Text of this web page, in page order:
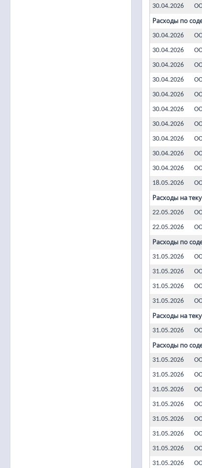
30.04.2026
Расходы по
30.04.2026
30.04.2026
30.04.2026
30.04.2026
30.04.2026
30.04.2026
30.04.2026
30.04.2026
30.04.2026
30.04.2026
18.05.2026
Расходы на
22.05.2026
22.05.2026
Расходы по
31.05.2026
31.05.2026
31.05.2026
31.05.2026
Расходы на
31.05.2026
Расходы по
31.05.2026
31.05.2026
31.05.2026
31.05.2026
31.05.2026
31.05.2026
31.05.2026
31.05.2026